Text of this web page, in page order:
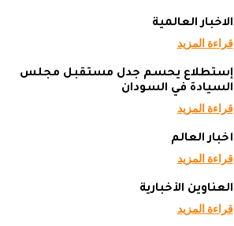
الاخبار العالمية
قراءة المزيد
إستطلاع يحسم جدل مستقبل مجلس
السيادة في السودان
قراءة المزيد
أخبار العالم
قراءة المزيد
العناوين الأخبارية
قراءة المزيد